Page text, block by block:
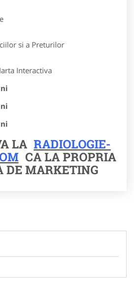
si a Preturilor
Interactiva
LA RADIOLOGIE-
CA LA PROPRIA
DE MARKETING